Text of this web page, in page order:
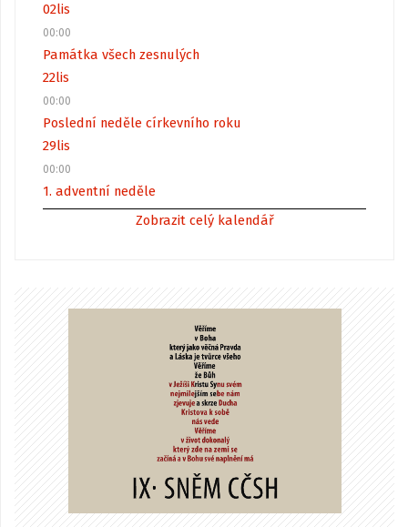
02lis
00:00
Památka všech zesnulých
22lis
00:00
Poslední neděle církevního roku
29lis
00:00
1. adventní neděle
Zobrazit celý kalendář